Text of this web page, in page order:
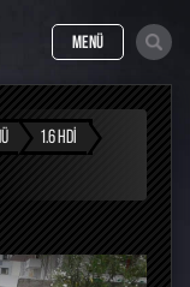
MENÜ
1.6 HDI